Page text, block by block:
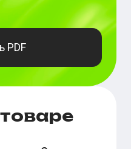
PDF